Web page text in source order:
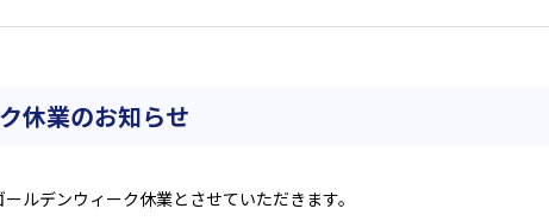
休業のお知らせ
ルデンウィーク休業とさせていただきます。